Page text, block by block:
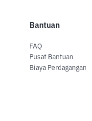
Bantuan
FAQ
Pusat Bantuan
Biaya Perdagangan